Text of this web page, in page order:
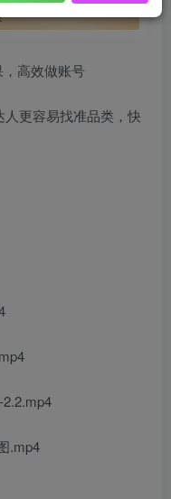
高效做账号
更容易找准品类，快
.mp4